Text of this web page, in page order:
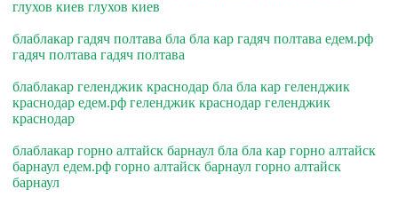
глухов киев глухов киев
блаблакар гадяч полтава бла бла кар гадяч полтава едем.рф
гадяч полтава гадяч полтава
блаблакар геленджик краснодар бла бла кар геленджик
краснодар едем.рф геленджик краснодар геленджик
краснодар
блаблакар горно алтайск барнаул бла бла кар горно алтайск
барнаул едем.рф горно алтайск барнаул горно алтайск
барнаул